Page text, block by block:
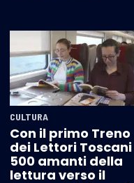
CULTURA
Con il primo Treno
dei Lettori Toscani
500 amanti della
lettura verso il